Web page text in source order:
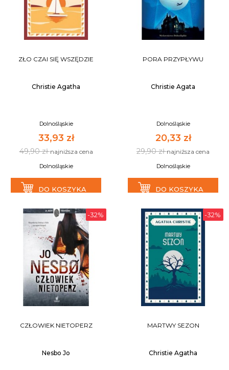
ZŁO CZAI SIĘ WSZĘDZIE
Christie Agatha
Dolnośląskie
33,93 zł
49,90 złnajniższa cena
Dolnośląskie
DO KOSZYKA
PORA PRZYPŁYWU
Christie Agata
Dolnośląskie
20,33 zł
29,90 złnajniższa cena
Dolnośląskie
DO KOSZYKA
-32%
CZŁOWIEK NIETOPERZ
Nesbo Jo
-32%
MARTWY SEZON
Christie Agatha